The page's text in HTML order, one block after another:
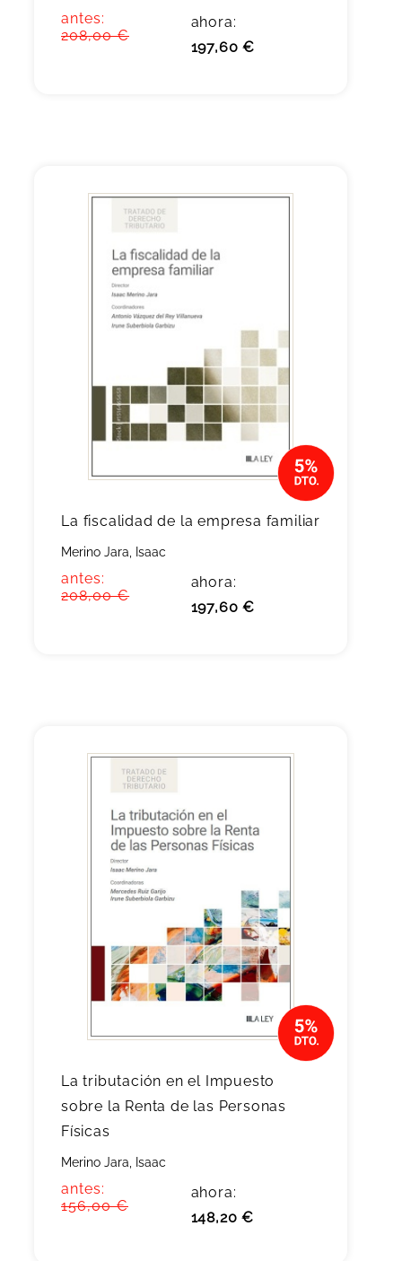
antes:
208,00 €
ahora:
197,60 €
La fiscalidad de la empresa familiar
Merino Jara, Isaac
antes:
208,00 €
ahora:
197,60 €
La tributación en el Impuesto
sobre la Renta de las Personas
Físicas
Merino Jara, Isaac
antes:
156,00 €
ahora:
148,20 €